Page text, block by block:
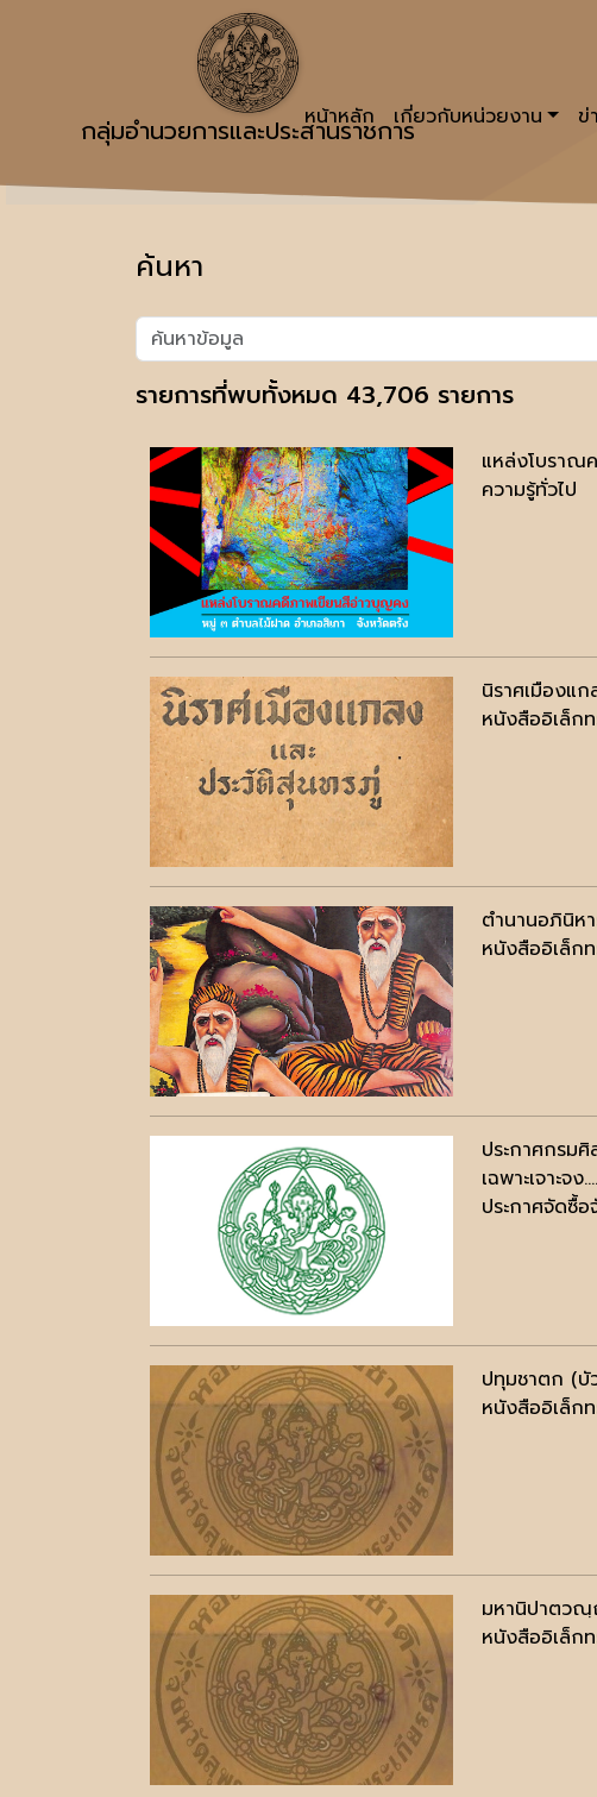
กลุ่มอำนวยการและประสานราชการ
หน้าหลัก เกี่ยวกับหน่วยงาน ข่
ค้นหา
รายการที่พบทั้งหมด 43,706 รายการ
แหล่งโบราณ
ความรู้ทั่วไป
นิราศเมืองแ
หนังสืออิเล็ก
ตำนานอภินิห
หนังสืออิเล็ก
ประกาศกรม
เฉพาะเจาะจง....
ประกาศจัดซื้
ปทุมชาตก (
หนังสืออิเล็ก
มหานิปาตว
หนังสืออิเล็ก